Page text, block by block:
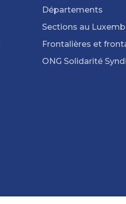
Départements
Sections au
Frontalières et
ONG Solidarité